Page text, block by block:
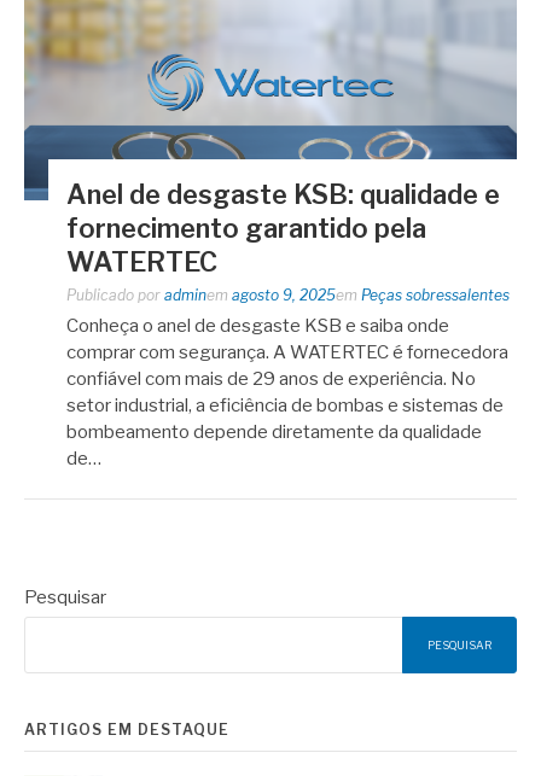
Anel de desgaste KSB: qualidade e
fornecimento garantido pela
WATERTEC
Publicado por adminem agosto 9, 2025em Peças sobressalentes
Conheça o anel de desgaste KSB e saiba onde
comprar com segurança. A WATERTEC é fornecedora
confiável com mais de 29 anos de experiência. No
setor industrial, a eficiência de bombas e sistemas de
bombeamento depende diretamente da qualidade
de…
Pesquisar
PESQUISAR
ARTIGOS EM DESTAQUE